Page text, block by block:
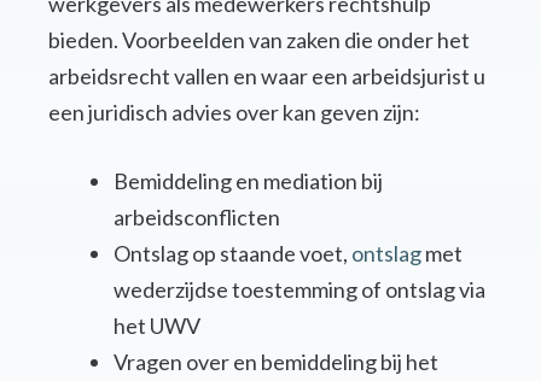
bieden. Voorbeelden van zaken die onder het
arbeidsrecht vallen en waar een arbeidsjurist u
een juridisch advies over kan geven zijn:
Bemiddeling en mediation bij
arbeidsconflicten
Ontslag op staande voet, ontslagmet
wederzijdse toestemming of ontslag via
het UWV
Vragen over en bemiddeling bij het